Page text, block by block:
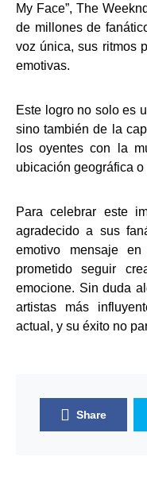
My Face”, The
de millones de
voz única, sus ritmos
emotivas.
Este logro no solo es
sino también de la
los oyentes con la
ubicación geográfica
Para celebrar este
agradecido a sus
emotivo mensaje
prometido seguir
emocione. Sin duda
artistas más
actual, y su éxito no
Share